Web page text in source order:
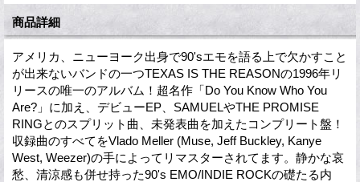
商品詳細
アメリカ、ニューヨーク出身で90'sエモを語る上で欠かすこと
が出来ないバンドの一つTEXAS IS THE REASONの1996年リ
リースの唯一のアルバム！超名作「Do You Know Who You
Are?」に加え、デビューEP、SAMUELやTHE PROMISE
RINGとのスプリット曲、未発表曲を加えたコンプリート盤！
収録曲のすべてをVlado Meller (Muse, Jeff Buckley, Kanye
West, Weezer)の手によってリマスターされてます。静かな哀
愁、清涼感も併せ持った90's EMO/INDIE ROCKの礎たる内